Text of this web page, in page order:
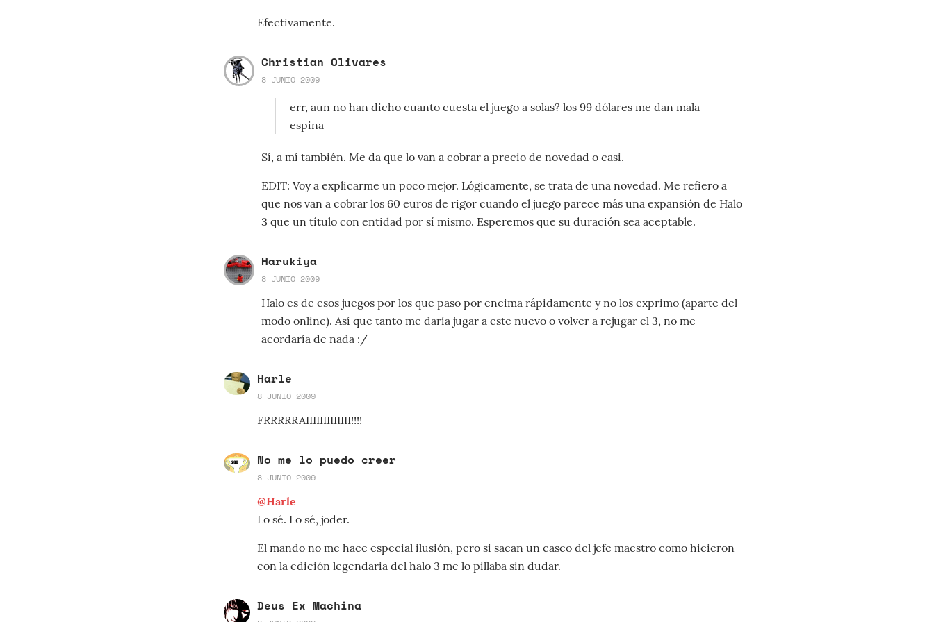
Efectivamente.
Christian Olivares
8 JUNIO 2009
err, aun no han dicho cuanto cuesta el juego a solas? los 99 dólares me dan mala
espina
Sí, a mí también. Me da que lo van a cobrar a precio de novedad o casi.
EDIT: Voy a explicarme un poco mejor. Lógicamente, se trata de una novedad. Me refiero a
que nos van a cobrar los 60 euros de rigor cuando el juego parece más una expansión de Halo
3 que un título con entidad por sí mismo. Esperemos que su duración sea aceptable.
Harukiya
8 JUNIO 2009
Halo es de esos juegos por los que paso por encima rápidamente y no los exprimo (aparte del
modo online). Así que tanto me daría jugar a este nuevo o volver a rejugar el 3, no me
acordaría de nada :/
Harle
8 JUNIO 2009
FRRRRRAIIIIIIIIIIIII!!!!
No me lo puedo creer
8 JUNIO 2009
@Harle
Lo sé. Lo sé, joder.
El mando no me hace especial ilusión, pero si sacan un casco del jefe maestro como hicieron
con la edición legendaria del halo 3 me lo pillaba sin dudar.
Deus Ex Machina